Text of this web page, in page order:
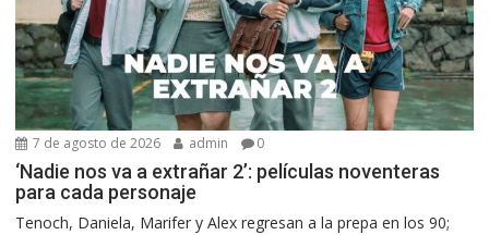
7 de agosto de 2026 admin 0
‘Nadie nos va a extrañar 2’: películas noventeras
para cada personaje
Tenoch, Daniela, Marifer y Alex regresan a la prepa en los 90;